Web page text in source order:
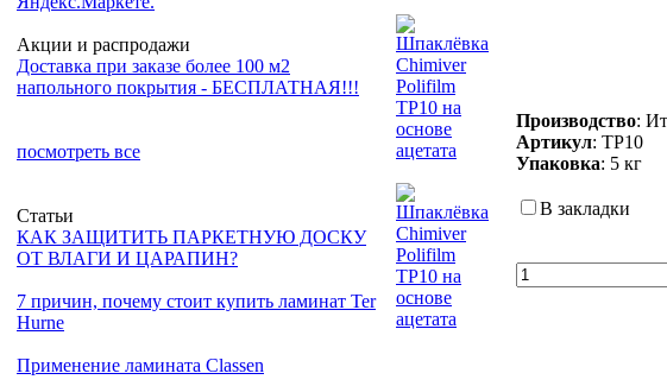
Акции и распродажи
Доставка при заказе более 100 м2
напольного покрытия - БЕСПЛАТНАЯ!!!
посмотреть все
Статьи
КАК ЗАЩИТИТЬ ПАРКЕТНУЮ ДОСКУ
ОТ ВЛАГИ И ЦАРАПИН?
7 причин, почему стоит купить ламинат Ter
Hurne
Применение ламината Classen
Производство:
Артикул: TP10
Упаковка: 5 кг
В закладки